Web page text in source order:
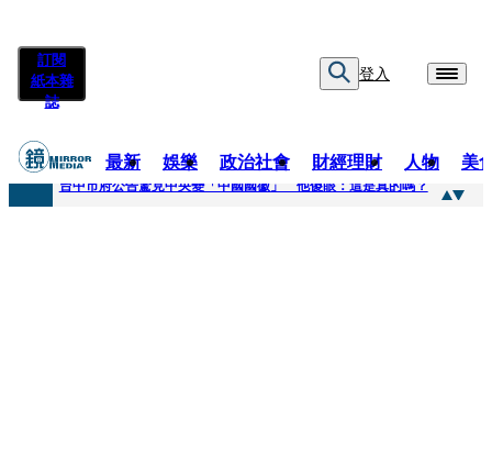
訂閱
紙本雜
誌
登入
最新 娛樂 政治社會 財經理財 人物 美
快訊
台中市府公告驚見中央變「中國國徽」 他傻眼：這是真的嗎？